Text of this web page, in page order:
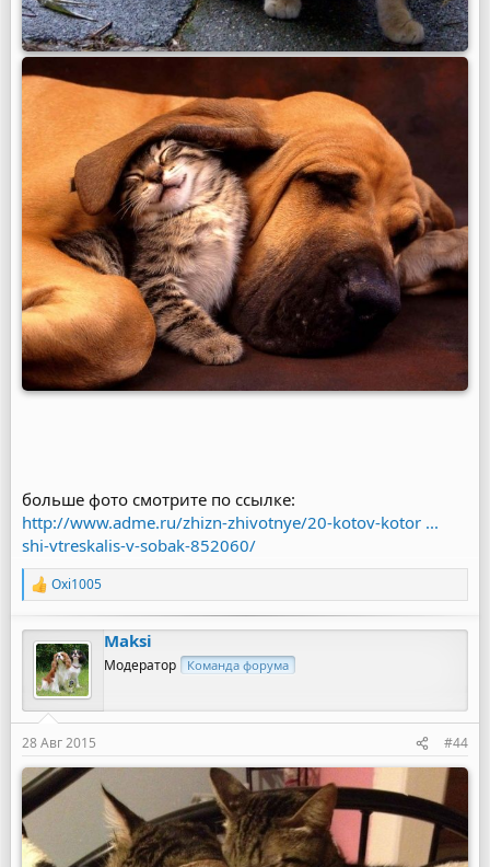
больше фото смотрите по ссылке:
http://www.adme.ru/zhizn-zhivotnye/20-kotov-kotor ...
shi-vtreskalis-v-sobak-852060/
Р
а
к
ц
и
и
:
Oxi1005
Maksi
Модератор Команда форума
28 Авг 2015 #44